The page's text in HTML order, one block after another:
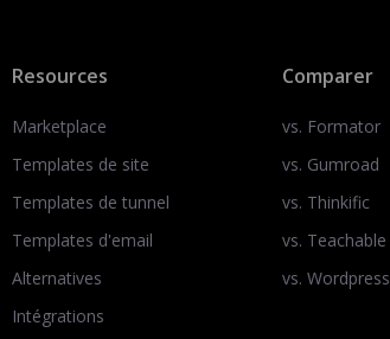
Resources
Marketplace
Templates de site
Templates de tunnel
Templates d'email
Alternatives
Intégrations
Comparer
vs. Formator
vs. Gumroad
vs. Thinkific
vs. Teachable
vs. Wordpress